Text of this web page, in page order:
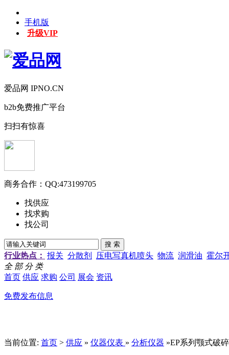
手机版
升级VIP
爱品网 IPNO.CN
b2b免费推广平台
扫扫有惊喜
商务合作： QQ:473199705
找供应
找求购
找公司
行业热点： 报关 分散剂 压电写真机喷头 物流 润滑油 霍尔
全 部 分 类
首页 供应 求购 公司 展会 资讯
免费发布信息
当前位置: 首页 > 供应 » 仪器仪表 » 分析仪器 »EP系列颚式破